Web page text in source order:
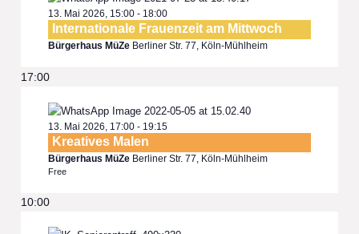
13. Mai 2026, 15:00 - 18:00
Internationale Frauenzeit am Mittwoch
Bürgerhaus MüZe Berliner Str. 77, Köln-Mühlheim
17:00
13. Mai 2026, 17:00 - 19:15
Kreatives Malen
Bürgerhaus MüZe Berliner Str. 77, Köln-Mühlheim
Free
10:00